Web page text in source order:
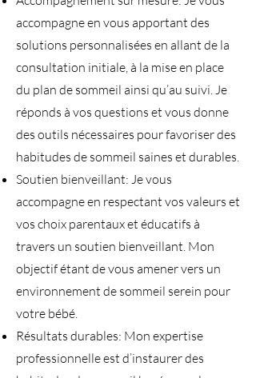
accompagne en vous apportant des
solutions personnalisées en allant de la
consultation initiale, à la mise en place
du plan de sommeil ainsi qu’au suivi. Je
réponds à vos questions et vous donne
des outils nécessaires pour favoriser des
habitudes de sommeil saines et durables.
Soutien bienveillant: Je vous
accompagne en respectant vos valeurs et
vos choix parentaux et éducatifs à
travers un soutien bienveillant. Mon
objectif étant de vous amener vers un
environnement de sommeil serein pour
votre bébé.
Résultats durables: Mon expertise
professionnelle est d’instaurer des